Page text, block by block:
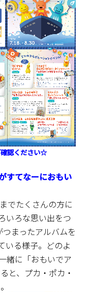
認ください☆
すてなーにおもい
でたくさんの方に
いろな思い出をつ
まったアルバムを
いる様子。どのよ
緒に「おもいでア
と、プカ・ポカ・